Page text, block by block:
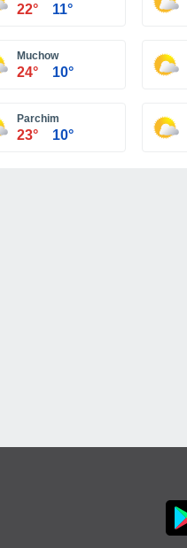
22° 11°
Muchow
24° 10°
Parchim
23° 10°